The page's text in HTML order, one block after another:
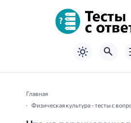
Главная
Физическая культура - тесты с